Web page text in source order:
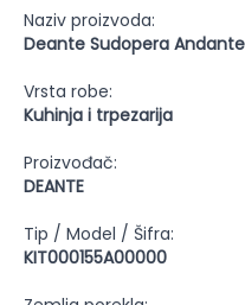
Naziv proizvoda:
Deante Sudopera Andante
Vrsta robe:
Kuhinja i trpezarija
Proizvođač:
DEANTE
Tip / Model / Šifra:
KIT000155A00000